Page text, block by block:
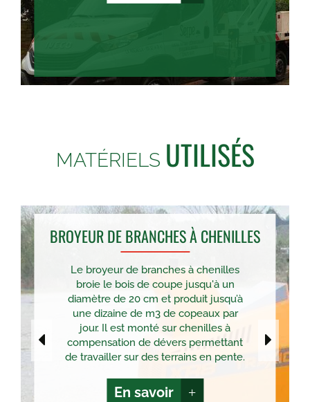
MATÉRIELS UTILISÉS
BROYEUR DE BRANCHES À CHENILLES
Le broyeur de branches à chenilles
broie le bois de coupe jusqu'à un
diamètre de 20 cm et produit jusqu’à
une dizaine de m3 de copeaux par
jour. Il est monté sur chenilles à
compensation de dévers permettant
de travailler sur des terrains en pente.
En savoir +